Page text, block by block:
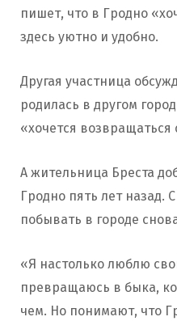
пишет, что в Гродно
здесь уютно и удобно.
Другая участница
родилась в другом
«хочется возвращаться
А жительница Бреста
Гродно пять лет назад.
побывать в городе
«Я настолько люблю
превращаюсь в быка,
чем. Но понимают, что